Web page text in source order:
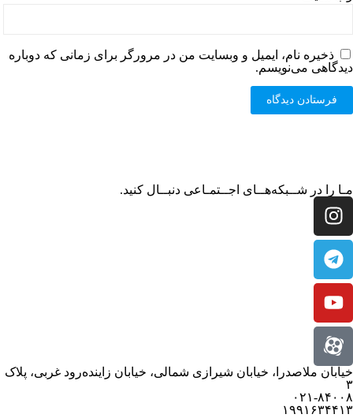
ذخیره نام، ایمیل و وبسایت من در مرورگر برای زمانی که دوباره
دیدگاهی می‌نویسم.
مـا را در شــبکه‌هــای اجــتمـاعی دنبــال کنید.
خیابان ملاصدرا، خیابان شیرازی شمالی، خیابان زاینده‌رود غربی، پلاک
۳
۰۲۱-۸۴۰۰۸
۱۹۹۱۶۳۴۴۱۳